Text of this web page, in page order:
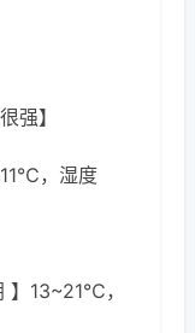
强】
，湿度
】13~21℃，